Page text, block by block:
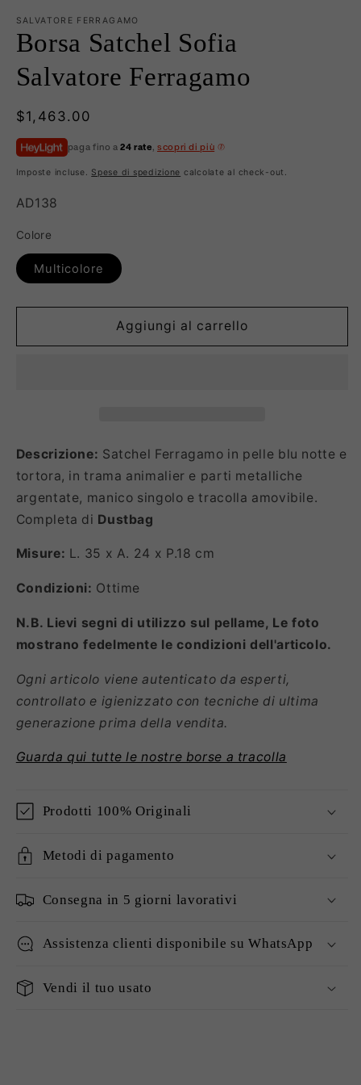
SALVATORE FERRAGAMO
Borsa Satchel Sofia
Salvatore Ferragamo
Prezzo
di
listino
$1,463.00
paga fino a24 rate scopri di più
Imposte incluse. Spese di spedizione calcolate al check-out.
SKU:
AD138
Colore
Multicolore
Aggiungi al carrello
Descrizione: Satchel Ferragamo in pelle blu notte e
tortora, in trama animalier e parti metalliche
argentate, manico singolo e tracolla amovibile.
Completa di Dustbag
Misure: L. 35 x A. 24 x P.18 cm
Condizioni: Ottime
N.B. Lievi segni di utilizzo sul pellame, Le foto
mostrano fedelmente le condizioni dell'articolo.
Ogni articolo viene autenticato da esperti,
controllato e igienizzato con tecniche di ultima
generazione prima della vendita.
Guarda qui tutte le nostre borse a tracolla
Prodotti 100% Originali
Metodi di pagamento
Consegna in 5 giorni lavorativi
Assistenza clienti disponibile su WhatsApp
Vendi il tuo usato